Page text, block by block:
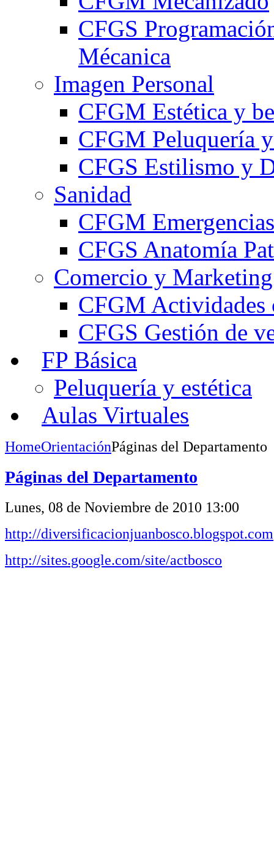
CFGS
Mécanica
Imagen Personal
CFGM Estética y
CFGM Peluquería
CFGS Estilismo y
Sanidad
CFGM
CFGS Anatomía
Comercio y Marketing
CFGM Actividades
CFGS Gestión de
FP Básica
Peluquería y estética
Aulas Virtuales
HomeOrientaciónPáginas del Departamento
Páginas del Departamento
Lunes, 08 de Noviembre de 2010 13:00
http://diversificacionjuanbosco.blogspot.com
http://sites.google.com/site/actbosco